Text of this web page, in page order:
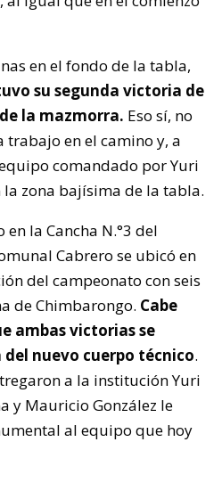
en el fondo de la tabla,
su segunda victoria de
la mazmorra. Eso sí, no
trabajo en el camino y, a
comandado por Yuri
la zona bajísima de la tabla.
la Cancha N.°3 del
Cabrero se ubicó en
del campeonato con seis
de Chimbarongo. Cabe
ambas victorias se
nuevo cuerpo técnico.
a la institución Yuri
y Mauricio González le
al equipo que hoy